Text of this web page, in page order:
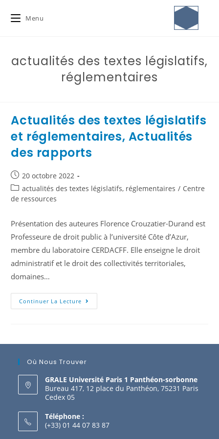
Menu
actualités des textes législatifs,
réglementaires
Actualités des textes législatifs
et réglementaires, Actualités
des rapports
20 octobre 2022
actualités des textes législatifs, réglementaires / Centre
de ressources
Présentation des auteures Florence Crouzatier-Durand est
Professeure de droit public à l’université Côte d’Azur,
membre du laboratoire CERDACFF. Elle enseigne le droit
administratif et le droit des collectivités territoriales,
domaines…
Continuer La Lecture
Où Nous Trouver
GRALE Université Paris 1 Panthéon-sorbonne
Bureau 417, 12 place du Panthéon, 75231 Paris
Cedex 05
Téléphone :
(+33) 01 44 07 83 87